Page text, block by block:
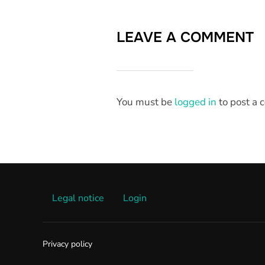
LEAVE A COMMENT
You must be logged in to post a
Legal notice Login
Privacy policy